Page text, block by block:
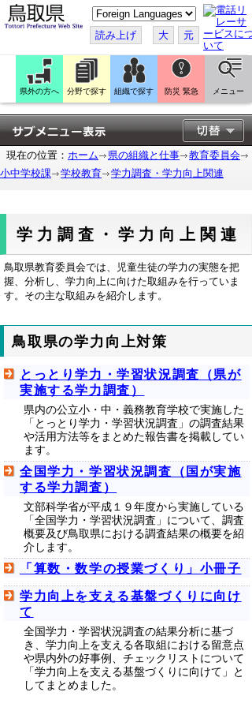
こ
の
ペ
ー
ジ
翻
訳
す
る
読み上げ 大 元
県外の方へ 分野で探す 組織で探す 防災 緊急 メニュー
現在の位置： ホーム 県の組織と仕事
教育委員会
小中学校課
学校教育 学力調査・学力向上関連
学力調査・学力向上関連
鳥取県教育委員会では、児童生徒の学力の実態を把
握、分析し、学力向上に向けた取組みを行っていま
す。その主な取組みを紹介します。
鳥取県の学力向上対策
とっとり学力・学習状況調査（県が
実施する学力調査）
県内の公立小・中・義務教育学校で実施した
「とっとり学力・学習状況調査」の調査結果
や活用方法等をまとめた報告書を掲載してい
ます。
全国学力・学習状況調査（国が実施
する学力調査）
文部科学省が平成１９年度から実施している
「全国学力・学習状況調査」について、調査
概要及び鳥取県における調査結果の概要を紹
介します。
「算数・数学の授業づくり」小冊子
学力向上を支える基盤づくりに向け
て
全国学力・学習状況調査の結果分析に基づ
き、学力向上を支える各取組における留意点
や県内外の好事例、チェックリストについて
「学力向上を支える基盤づくりに向けて」と
してまとめました。